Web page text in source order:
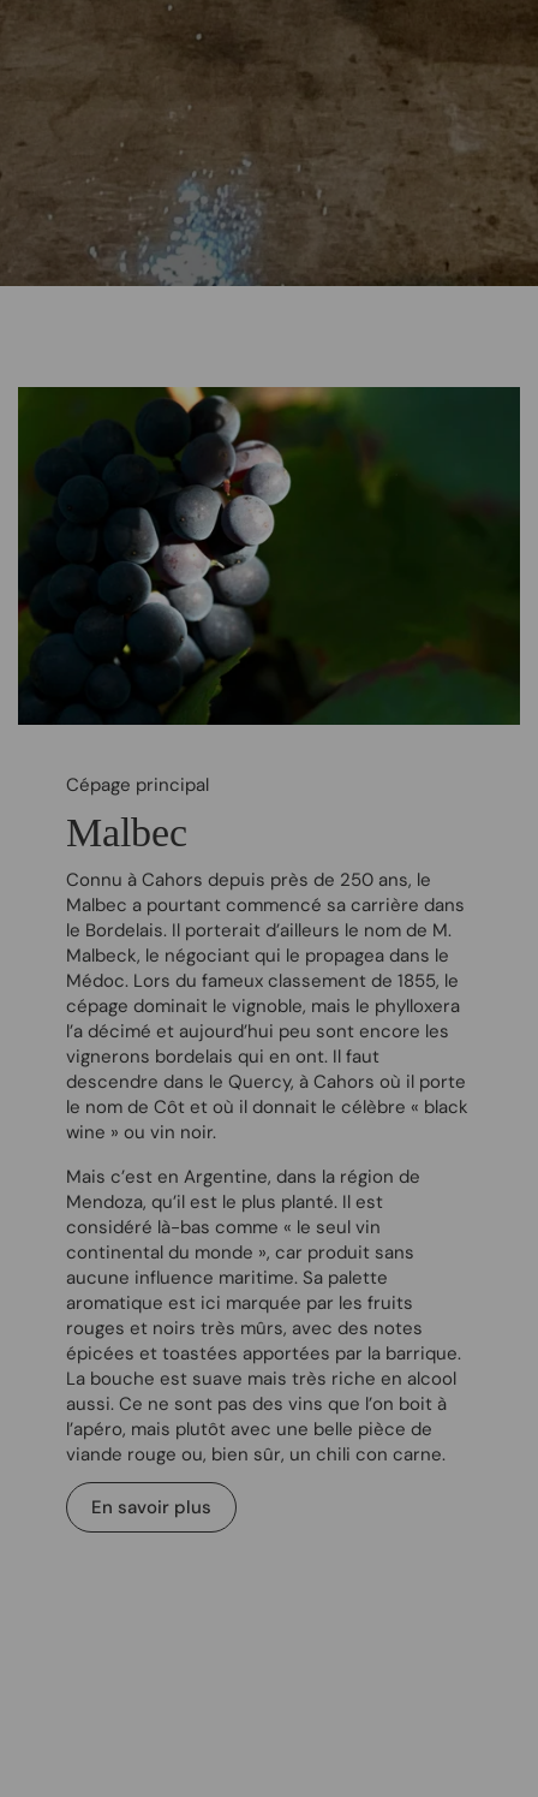
Cépage principal
Malbec
Connu à Cahors depuis près de 250 ans, le
Malbec a pourtant commencé sa carrière dans
le Bordelais. Il porterait d’ailleurs le nom de M.
Malbeck, le négociant qui le propagea dans le
Médoc. Lors du fameux classement de 1855, le
cépage dominait le vignoble, mais le phylloxera
l’a décimé et aujourd’hui peu sont encore les
vignerons bordelais qui en ont. Il faut
descendre dans le Quercy, à Cahors où il porte
le nom de Côt et où il donnait le célèbre « black
wine » ou vin noir.
Mais c’est en Argentine, dans la région de
Mendoza, qu’il est le plus planté. Il est
considéré là-bas comme « le seul vin
continental du monde », car produit sans
aucune influence maritime. Sa palette
aromatique est ici marquée par les fruits
rouges et noirs très mûrs, avec des notes
épicées et toastées apportées par la barrique.
La bouche est suave mais très riche en alcool
aussi. Ce ne sont pas des vins que l’on boit à
l’apéro, mais plutôt avec une belle pièce de
viande rouge ou, bien sûr, un chili con carne.
En savoir plus